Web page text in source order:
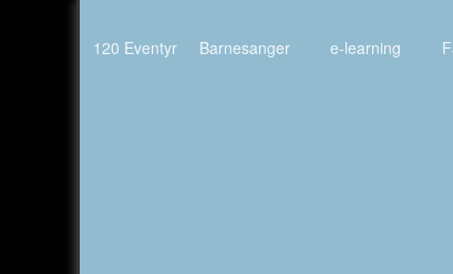
120 Eventyr Barnesanger e-learning